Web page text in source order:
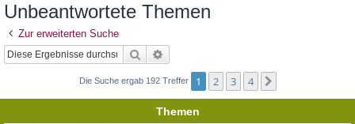
Unbeantwortete Themen
Zur erweiterten Suche
Suche
Die Suche ergab 192 Treffer 1 2 3 4
Themen